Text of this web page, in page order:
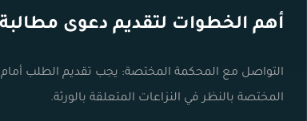
أهم الخطوات لتقديم دعوى مطالبة
التواصل مع المحكمة المختصة: يجب تقديم الطلب أمام
المختصة بالنظر في النزاعات المتعلقة بالورثة.